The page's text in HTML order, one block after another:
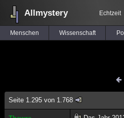
Allmystery Echtzeit
Menschen Wissenschaft
Seite 1.295 von 1.768